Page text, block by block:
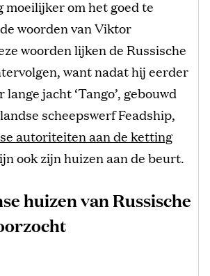
moeilijker om het goed te
woorden van Viktor
woorden lijken de Russische
want nadat hij eerder
jacht ‘Tango’, gebouwd
scheepswerf Feadship,
autoriteiten aan de ketting
ook zijn huizen aan de beurt.
huizen van Russische